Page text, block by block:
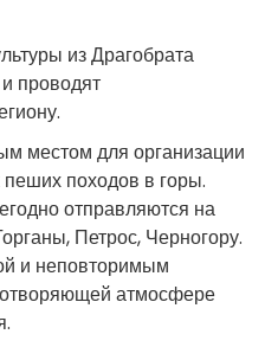
из Драгобрата
проводят
местом для организации
походов в горы.
отправляются на
Петрос, Черногору.
и неповторимым
атмосфере